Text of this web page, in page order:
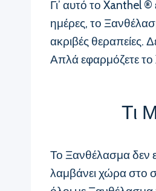
Γι’ αυτό το Xanthel
ημέρες, το
ακριβές θεραπείες.
Απλά εφαρμόζετε το
Τι
Το Ξανθέλασμα δεν
λαμβάνει χώρα στο